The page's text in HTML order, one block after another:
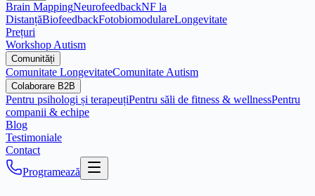
Brain MappingNeurofeedbackNF la
DistanțăBiofeedbackFotobiomodulareLongevitate
Prețuri
Workshop Autism
Comunități
Comunitate LongevitateComunitate Autism
Colaborare B2B
Pentru psihologi și terapeuțiPentru săli de fitness & wellnessPentru
companii & echipe
Blog
Testimoniale
Contact
Programează